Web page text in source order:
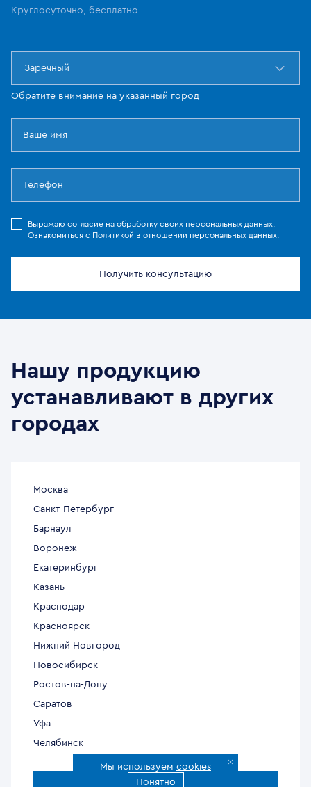
Круглосуточно, бесплатно
Заречный
Обратите внимание на указанный город
Выражаю согласие на обработку своих персональных данных.
Ознакомиться с Политикой в отношении персональных данных.
Получить консультацию
Нашу продукцию
устанавливают в других
городах
Москва
Санкт-Петербург
Барнаул
Воронеж
Екатеринбург
Казань
Краснодар
Красноярск
Нижний Новгород
Новосибирск
Ростов-на-Дону
Саратов
Уфа
Челябинск
Мы используем cookies
Понятно